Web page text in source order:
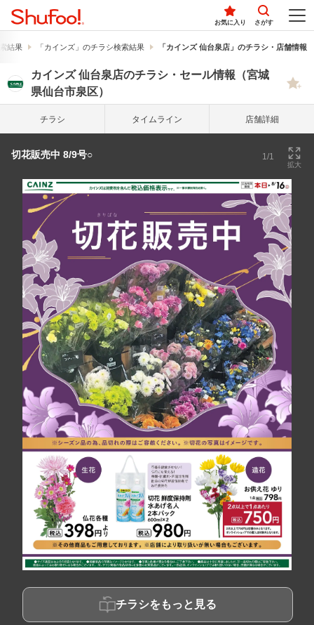
お気に入り さがす
結果 「カインズ」のチラシ検索結果 「カインズ 仙台泉店」のチラシ・店舗情報
カインズ 仙台泉店のチラシ・セール情報（宮城
県仙台市泉区）
チラシ タイム ライン 店舗詳細
切花販売中 8/9号○ 1/1
拡大
チラシをもっと見る